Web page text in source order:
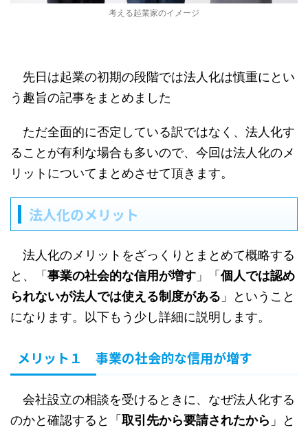
考える起業家のイメージ
先日は起業の初期の段階では法人化は慎重にとい
う趣旨の記事をまとめました
ただ全面的に否定している訳ではなく、法人化す
ることが有利な場合も多いので、今回は法人化のメ
リットについてまとめさせて頂きます。
法人化のメリット
法人化のメリットをざっくりとまとめて概略する
と、「事業の社会的な信用が増す 」「個人では認め
られないが法人では使える制度がある 」ということ
になります。以下もう少し詳細に説明します。
メリット１ 事業の社会的な信用が増す
会社設立の相談を受けるときに、なぜ法人化する
のかと確認すると「取引先から要請されたから 」と